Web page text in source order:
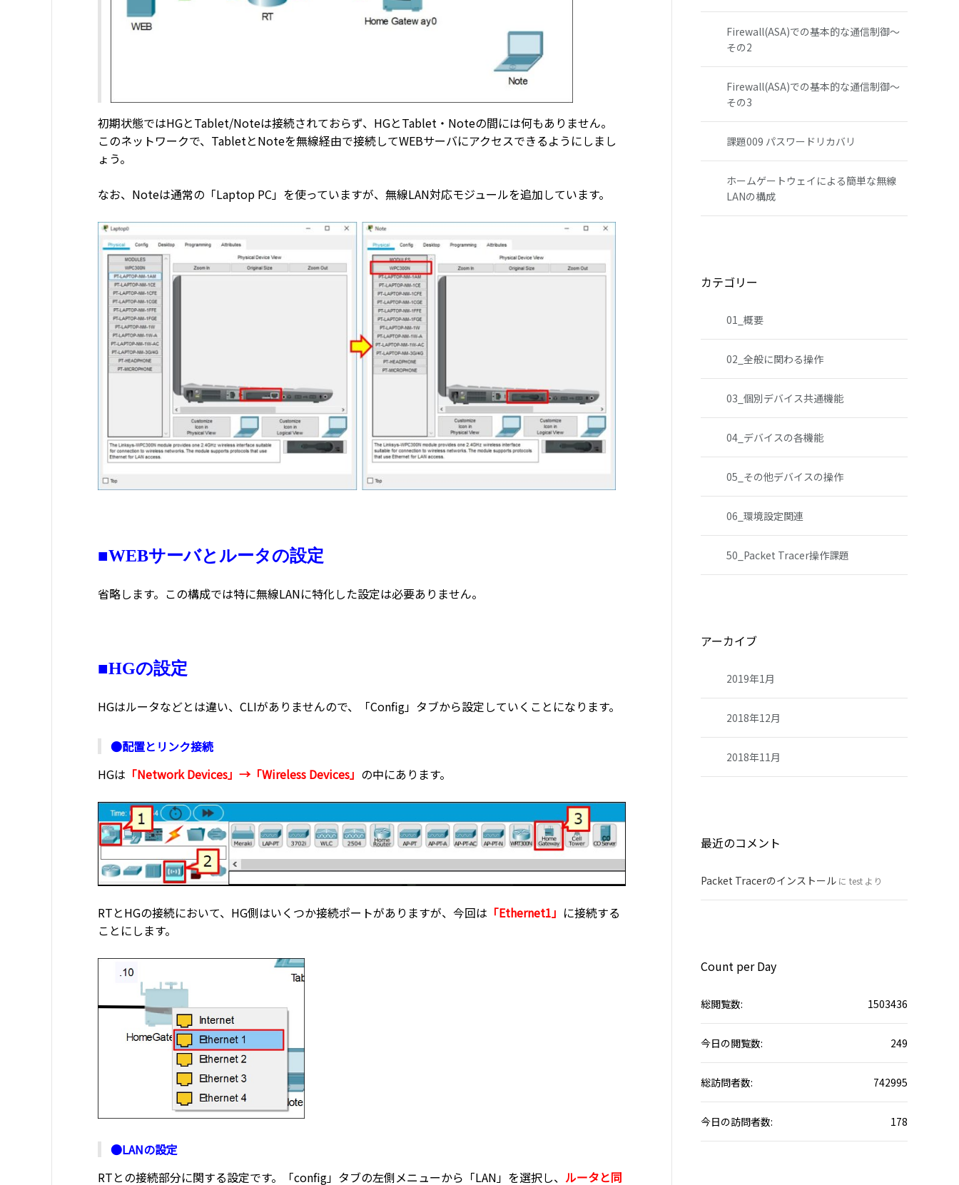
初期状態ではHGとTablet/Noteは接続されておらず、HGとTablet・Noteの間には何もありません。
このネットワークで、TabletとNoteを無線経由で接続してWEBサーバにアクセスできるようにしまし
ょう。
なお、Noteは通常の「Laptop PC」を使っていますが、無線LAN対応モジュールを追加しています。
■WEBサーバとルータの設定
省略します。この構成では特に無線LANに特化した設定は必要ありません。
■HGの設定
HGはルータなどとは違い、CLIがありませんので、「Config」タブから設定していくことになります。
●配置とリンク接続
HGは 「Network Devices」→「Wireless Devices」 の中にあります。
RTとHGの接続において、HG側はいくつか接続ポートがありますが、今回は 「Ethernet1」 に接続する
ことにします。
●LANの設定
RTとの接続部分に関する設定です。「config」タブの左側メニューから「LAN」を選択し、 ルータと同
Firewall(ASA)での基本的な通信制御～
その2
Firewall(ASA)での基本的な通信制御～
その3
課題009 パスワードリカバリ
ホームゲートウェイによる簡単な無線
LANの構成
カテゴリー
01_概要
02_全般に関わる操作
03_個別デバイス共通機能
04_デバイスの各機能
05_その他デバイスの操作
06_環境設定関連
50_Packet Tracer操作課題
アーカイブ
2019年1月
2018年12月
2018年11月
最近のコメント
Packet Tracerのインストール に test より
Count per Day
1503436
総閲覧数:
249
今日の閲覧数:
742995
総訪問者数:
178
今日の訪問者数: